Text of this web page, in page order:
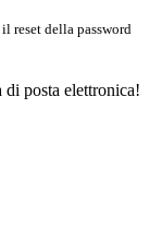
reset della password
posta elettronica!